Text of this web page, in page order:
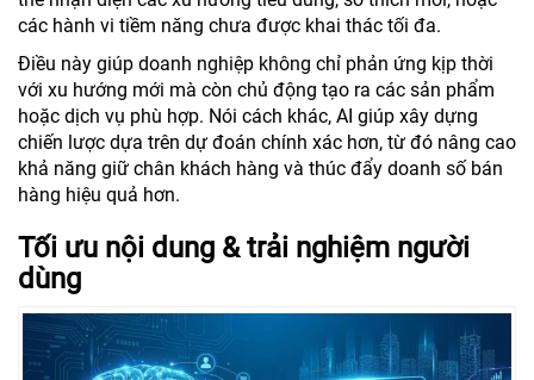
các hành vi tiềm năng chưa được khai thác tối đa.
Điều này giúp doanh nghiệp không chỉ phản ứng kịp thời
với xu hướng mới mà còn chủ động tạo ra các sản phẩm
hoặc dịch vụ phù hợp. Nói cách khác, AI giúp xây dựng
chiến lược dựa trên dự đoán chính xác hơn, từ đó nâng cao
khả năng giữ chân khách hàng và thúc đẩy doanh số bán
hàng hiệu quả hơn.
Tối ưu nội dung & trải nghiệm người
dùng